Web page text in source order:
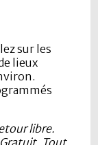
sur les
lieux
libre.